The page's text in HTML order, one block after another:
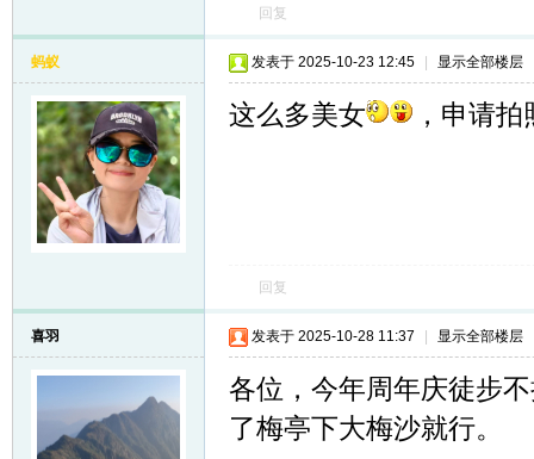
回复
蚂蚁 发表于 2025-10-23 12:45 显示全部楼层
这么多美女 ，申请
回复
喜羽 发表于 2025-10-28 11:37 显示全部楼层
各位，今年周年庆徒步
了梅亭下大梅沙就行。